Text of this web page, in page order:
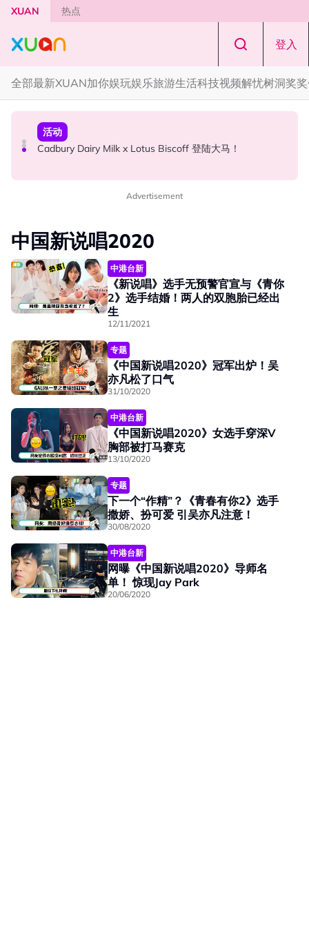
Skip to main content
XUAN 热点
登入
全部最新XUAN加你娱玩娱乐旅游生活科技视频解忧树洞奖
本地星闻
Henn国贤 “Aunty Henn 脱口秀专场 《笑笑笑笑丧》”！10
国际星闻
Tom Holland “Spiderman” 替身曝光！“替完蜘蛛人，马上
活动
Cadbury Dairy Milk x Lotus Biscoff 登陆大马！
Advertisement
中国新说唱2020
中港台新
《新说唱》选手无预警官宣与《青你
2》选手结婚！两人的双胞胎已经出
生
12/11/2021
专题
《中国新说唱2020》冠军出炉！吴
亦凡松了口气
31/10/2020
中港台新
《中国新说唱2020》女选手穿深V
胸部被打马赛克
13/10/2020
专题
下一个“作精”？《青春有你2》选手
撒娇、扮可爱 引吴亦凡注意！
30/08/2020
中港台新
网曝《中国新说唱2020》导师名
单！ 惊现Jay Park
20/06/2020